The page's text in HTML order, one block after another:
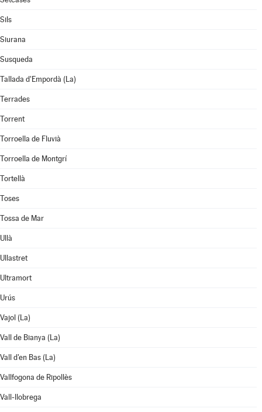
Sils
Siurana
Susqueda
Tallada d'Empordà (La)
Terrades
Torrent
Torroella de Fluvià
Torroella de Montgrí
Tortellà
Toses
Tossa de Mar
Ullà
Ullastret
Ultramort
Urús
Vajol (La)
Vall de Bianya (La)
Vall d'en Bas (La)
Vallfogona de Ripollès
Vall-llobrega